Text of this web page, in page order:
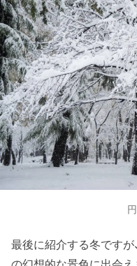
最後に紹介する冬ですが